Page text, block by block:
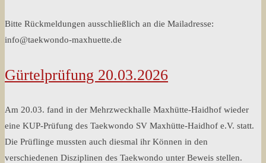
Bitte Rückmeldungen ausschließlich an die Mailadresse:
info@taekwondo-maxhuette.de
Gürtelprüfung 20.03.2026
Am 20.03. fand in der Mehrzweckhalle Maxhütte-Haidhof wieder
eine KUP-Prüfung des Taekwondo SV Maxhütte-Haidhof e.V. statt.
Die Prüflinge mussten auch diesmal ihr Können in den
verschiedenen Disziplinen des Taekwondo unter Beweis stellen.